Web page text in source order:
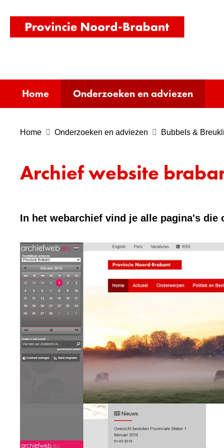
Home Onderzoeken en adviezen
Home Onderzoeken en adviezen Bubbels &
Archief website
In het webarchief vind je alle pagina's die